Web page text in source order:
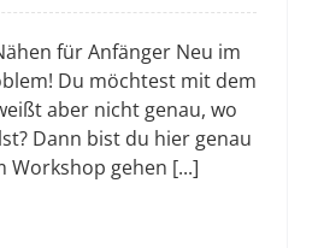
für Anfänger Neu im
Du möchtest mit dem
aber nicht genau, wo
Dann bist du hier genau
Workshop gehen [...]